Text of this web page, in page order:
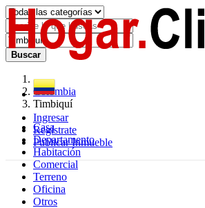
Ingresar
Regístrate
Publicar Inmueble
Buscar
Colombia
Timbiquí
Casa
Departamento
Habitación
Comercial
Terreno
Oficina
Otros